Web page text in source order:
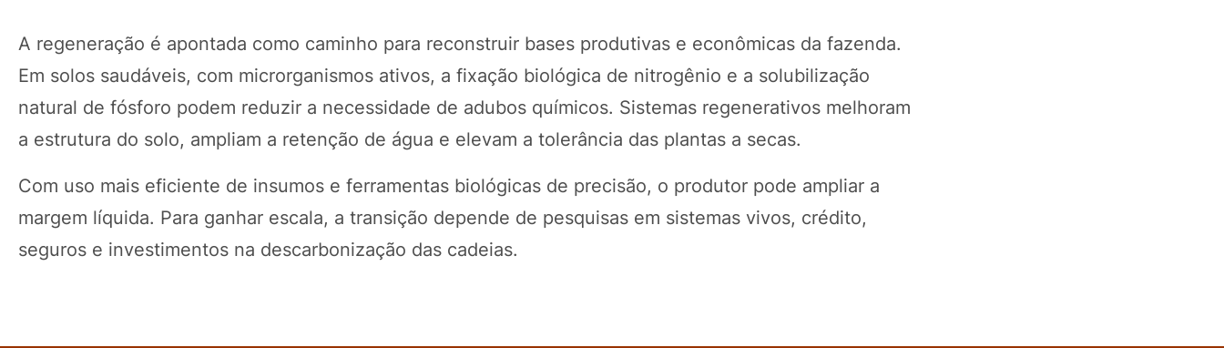
A regeneração é apontada como caminho para reconstruir bases produtivas e econômicas da fazenda.
Em solos saudáveis, com microrganismos ativos, a fixação biológica de nitrogênio e a solubilização
natural de fósforo podem reduzir a necessidade de adubos químicos. Sistemas regenerativos melhoram
a estrutura do solo, ampliam a retenção de água e elevam a tolerância das plantas a secas.
Com uso mais eficiente de insumos e ferramentas biológicas de precisão, o produtor pode ampliar a
margem líquida. Para ganhar escala, a transição depende de pesquisas em sistemas vivos, crédito,
seguros e investimentos na descarbonização das cadeias.